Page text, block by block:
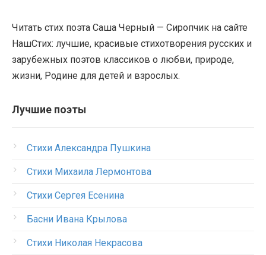
Читать стих поэта Саша Черный — Сиропчик на сайте
НашСтих: лучшие, красивые стихотворения русских и
зарубежных поэтов классиков о любви, природе,
жизни, Родине для детей и взрослых.
Лучшие поэты
Стихи Александра Пушкина
Стихи Михаила Лермонтова
Стихи Сергея Есенина
Басни Ивана Крылова
Стихи Николая Некрасова